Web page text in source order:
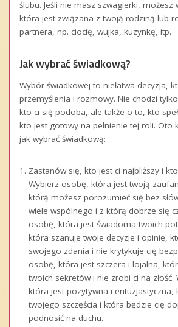
ślubu. Jeśli nie masz szwagierki, możesz
która jest związana z twoją rodziną lub
partnera, np. ciocię, wujka, kuzynkę, itp.
Jak wybrać świadkową?
Wybór świadkowej to niełatwa decyzja,
przemyślenia i rozmowy. Nie chodzi
kto ci się podoba, ale także o to, kto
kto jest gotowy na pełnienie tej roli. Oto
jak wybrać świadkową:
Zastanów się, kto jest ci najbliższy i
Wybierz osobę, która jest twoją
którą możesz porozumieć się bez
wiele wspólnego i z którą dobrze się
osobę, która jest świadoma twoich
która szanuje twoje decyzje i opinie,
swojego zdania i nie krytykuje cię
osobę, która jest szczera i lojalna,
twoich sekretów i nie zrobi ci na złość.
która jest pozytywna i entuzjastyczna,
twojego szczęścia i która będzie cię
podnosić na duchu.